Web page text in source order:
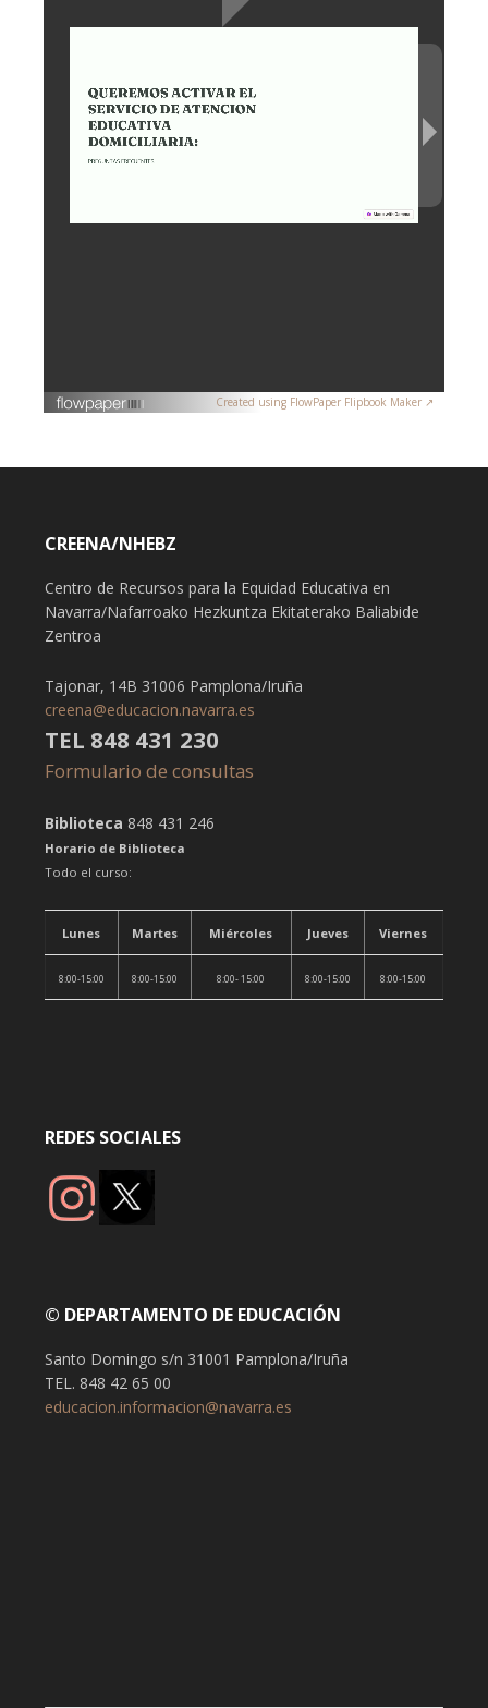
Created using FlowPaper Flipbook Maker ↗
CREENA/NHEBZ
Centro de Recursos para la Equidad Educativa en
Navarra/Nafarroako Hezkuntza Ekitaterako Baliabide
Zentroa
Tajonar, 14B 31006 Pamplona/Iruña
creena@educacion.navarra.es
TEL 848 431 230
Formulario de consultas
Biblioteca 848 431 246
Horario de Biblioteca
Todo el curso:
Lunes Martes Miércoles Jueves Viernes
8:00-15:00 8:00-15:00 8:00- 15:00 8:00-15:00 8:00-15:00
REDES SOCIALES
© DEPARTAMENTO DE EDUCACIÓN
Santo Domingo s/n 31001 Pamplona/Iruña
TEL. 848 42 65 00
educacion.informacion@navarra.es